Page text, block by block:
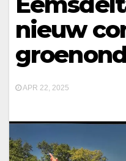
nieuw
APR 22, 2025